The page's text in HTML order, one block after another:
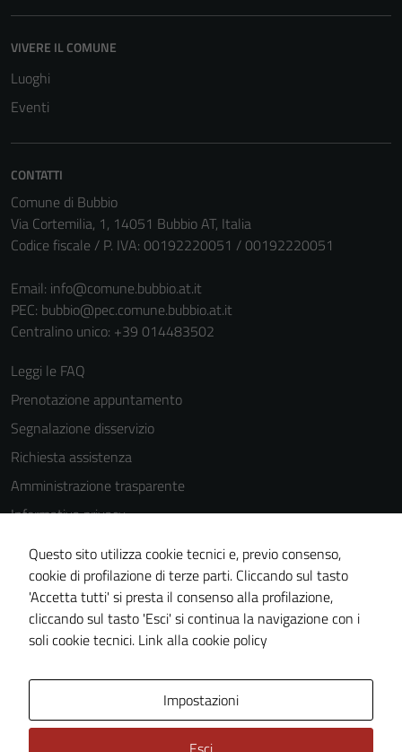
VIVERE IL COMUNE
Luoghi
Eventi
CONTATTI
Comune di Bubbio
Via Cortemilia, 1, 14051 Bubbio AT, Italia
Codice fiscale / P. IVA: 00192220051 / 00192220051
Email: info@comune.bubbio.at.it
PEC: bubbio@pec.comune.bubbio.at.it
Centralino unico: +39 014483502
Leggi le FAQ
Prenotazione appuntamento
Segnalazione disservizio
Richiesta assistenza
Amministrazione trasparente
Informativa privacy
Cookie Policy
Note legali
Dichiarazione di accessibilità
Piano di miglioramento del sito
Questo sito utilizza cookie tecnici e, previo consenso,
cookie di profilazione di terze parti. Cliccando sul tasto
'Accetta tutti' si presta il consenso alla profilazione,
cliccando sul tasto 'Esci' si continua la navigazione con i
soli cookie tecnici. Link alla cookie policy
Impostazioni